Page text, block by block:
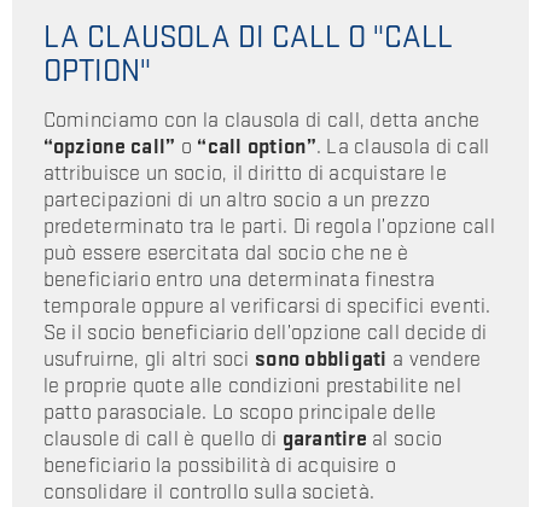
LA CLAUSOLA DI CALL O "CALL
OPTION"
Cominciamo con la clausola di call, detta anche
“opzione call” o “call option”. La clausola di call
attribuisce un socio, il diritto di acquistare le
partecipazioni di un altro socio a un prezzo
predeterminato tra le parti. Di regola l’opzione call
può essere esercitata dal socio che ne è
beneficiario entro una determinata finestra
temporale oppure al verificarsi di specifici eventi.
Se il socio beneficiario dell’opzione call decide di
usufruirne, gli altri soci sono obbligati a vendere
le proprie quote alle condizioni prestabilite nel
patto parasociale. Lo scopo principale delle
clausole di call è quello di garantire al socio
beneficiario la possibilità di acquisire o
consolidare il controllo sulla società.